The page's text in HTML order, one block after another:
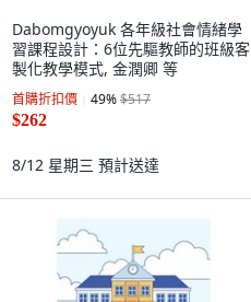
Dabomgyoyuk 各年級社會情緒學
習課程設計：6位先驅教師的班級客
製化教學模式, 金潤卿 等
首購折扣價 49%$517
$262
8/12 星期三 預計送達